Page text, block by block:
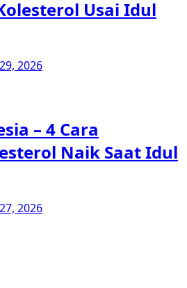
Usai Idul
2026
– 4 Cara
Naik Saat Idul
2026